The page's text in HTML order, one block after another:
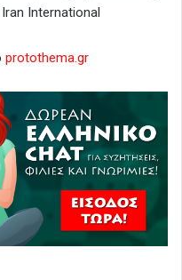
Iran International
protothema.gr